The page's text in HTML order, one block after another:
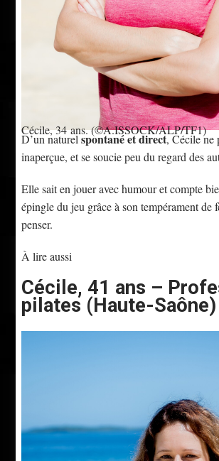
Cécile, 34 ans.(©A.ISSOCK/ALP/TF1)
D’un naturelspontané et direct, Cécile ne
inaperçue, et se soucie peu du regard des
Elle sait en jouer avec humour et compte
épingle du jeu grâce à son tempérament de
penser.
À lire aussi
Cécile, 41 ans –
pilates (Haute-Saône)